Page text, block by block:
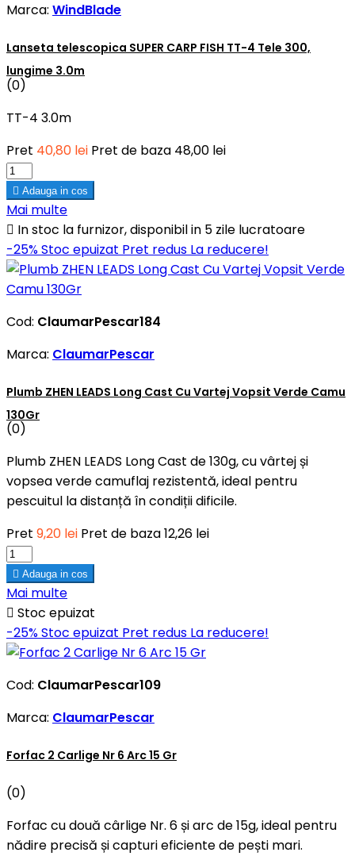
Marca: WindBlade
Lanseta telescopica SUPER CARP FISH TT-4 Tele 300,
lungime 3.0m
(0)
TT-4 3.0m
Pret 40,80 lei Pret de baza 48,00 lei
 Adauga in cos
Mai multe
 In stoc la furnizor, disponibil in 5 zile lucratoare
-25%Stoc epuizat Pret redus La reducere!
Cod: ClaumarPescar184
Marca: ClaumarPescar
Plumb ZHEN LEADS Long Cast Cu Vartej Vopsit Verde Camu
130Gr
(0)
Plumb ZHEN LEADS Long Cast de 130g, cu vârtej și
vopsea verde camuflaj rezistentă, ideal pentru
pescuitul la distanță în condiții dificile.
Pret 9,20 lei Pret de baza12,26 lei
 Adauga in cos
Mai multe
 Stoc epuizat
-25%Stoc epuizat Pret redus La reducere!
Cod: ClaumarPescar109
Marca: ClaumarPescar
Forfac 2 Carlige Nr 6 Arc 15 Gr
(0)
Forfac cu două cârlige Nr. 6 și arc de 15g, ideal pentru
nădire precisă și capturi eficiente de pești mari.